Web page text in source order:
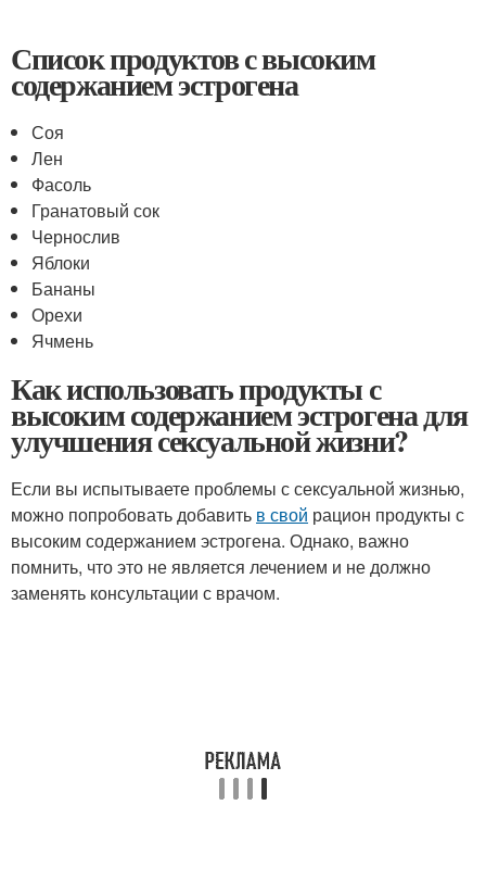
Список продуктов с высоким
содержанием эстрогена
Соя
Лен
Фасоль
Гранатовый сок
Чернослив
Яблоки
Бананы
Орехи
Ячмень
Как использовать продукты с
высоким содержанием эстрогена для
улучшения сексуальной жизни?
Если вы испытываете проблемы с сексуальной жизнью,
можно попробовать добавить в свой рацион продукты с
высоким содержанием эстрогена. Однако, важно
помнить, что это не является лечением и не должно
заменять консультации с врачом.